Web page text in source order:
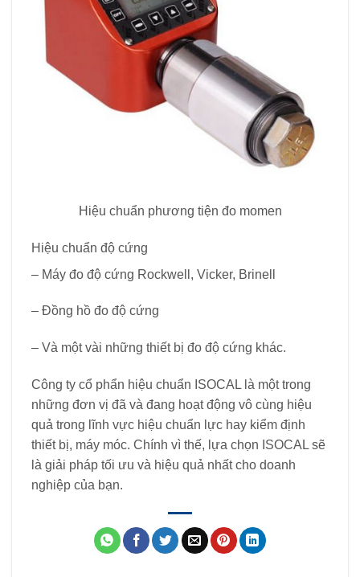
Hiệu chuẩn phương tiện đo momen
Hiệu chuẩn độ cứng
– Máy đo độ cứng Rockwell, Vicker, Brinell
– Đồng hồ đo độ cứng
– Và một vài những thiết bị đo độ cứng khác.
Công ty cổ phẩn hiệu chuẩn ISOCAL là một trong
những đơn vị đã và đang hoạt động vô cùng hiệu
quả trong lĩnh vực hiệu chuẩn lực hay kiểm định
thiết bị, máy móc. Chính vì thế, lựa chọn ISOCAL sẽ
là giải pháp tối ưu và hiệu quả nhất cho doanh
nghiệp của bạn.